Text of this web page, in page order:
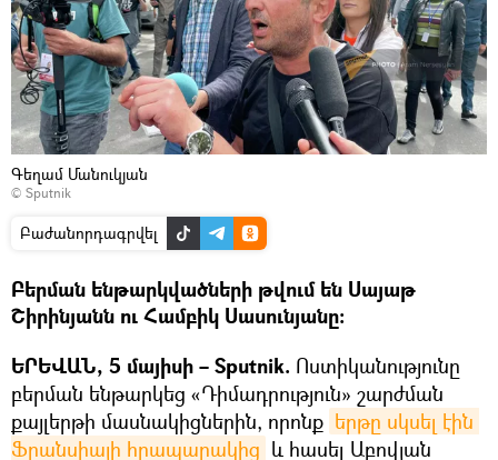
Գեղամ Մանուկյան
© Sputnik
Բաժանորդագրվել
Բերման ենթարկվածների թվում են Սայաթ
Շիրինյանն ու Համբիկ Սասունյանը։
ԵՐԵՎԱՆ, 5 մայիսի – Sputnik. Ոստիկանությունը
բերման ենթարկեց «Դիմադրություն» շարժման
քայլերթի մասնակիցներին, որոնք երթը սկսել էին
Ֆրանսիայի հրապարակից և հասել Աբովյան